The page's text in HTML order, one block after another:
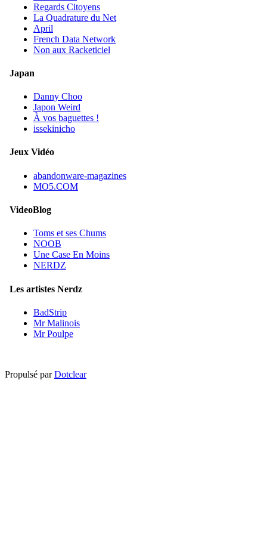
Regards Citoyens
La Quadrature du Net
April
French Data Network
Non aux Racketiciel
Japan
Danny Choo
Japon Weird
À vos baguettes !
issekinicho
Jeux Vidéo
abandonware-magazines
MO5.COM
VideoBlog
Toms et ses Chums
NOOB
Une Case En Moins
NERDZ
Les artistes Nerdz
BadStrip
Mr Malinois
Mr Poulpe
Propulsé parDotclear